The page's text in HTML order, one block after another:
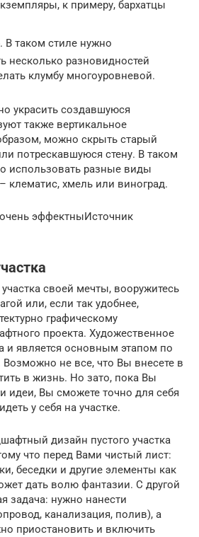
к примеру, бархатцы
В таком стиле нужно
несколько разновидностей
клумбу многоуровневой.
украсить создавшуюся
также вертикальное
можно скрыть старый
потрескавшуюся стену. В таком
использовать разные виды
клематис, хмель или виноград.
эффектныИсточник
своей мечты, вооружитесь
или, если так удобнее,
графическому
проекта. Художественное
и является основным этапом по
Возможно не все, что Вы внесете в
в жизнь. Но зато, пока Вы
идеи, Вы сможете точно для себя
у себя на участке.
дизайн пустого участка
что перед Вами чистый лист:
беседки и другие элементы как
дать волю фантазии. С другой
задача: нужно нанести
канализация, полив), а
приостановить и включить